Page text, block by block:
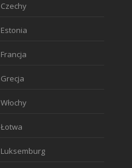
Czechy
Estonia
Francja
Grecja
Włochy
Łotwa
Luksemburg